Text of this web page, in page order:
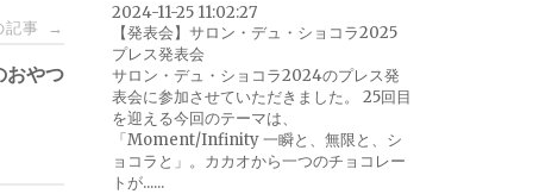
記事 →
おやつ
2024-11-25 11:02:27
【発表会】サロン・デュ・ショコラ2025
プレス発表会
サロン・デュ・ショコラ2024のプレス発
表会に参加させていただきました。 25回目
を迎える今回のテーマは、
「Moment/Infinity 一瞬と、無限と、シ
ョコラと」。カカオから一つのチョコレー
トが......